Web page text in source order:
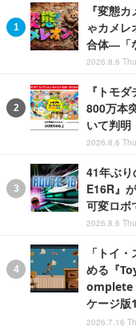
『変態
ゃカメレ
合体―「
2026.8.6
『トモ
800万本
いて判明
2026.8.6
41年ぶり
E16R』
可変ロボ
2026.8.6
「トイ
める『
omplete
ケージ版
2026.7.16